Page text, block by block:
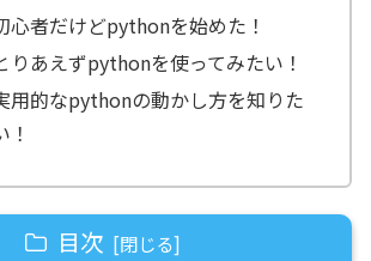
心者だけどpythonを始めた！
りあえずpythonを使ってみたい！
用的なpythonの動かし方を知りた
！
目次